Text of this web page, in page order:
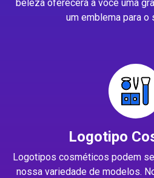
beleza oferecerá a você uma
um emblema para o
Logotipo
Logotipos cosméticos podem
nossa variedade de modelos.